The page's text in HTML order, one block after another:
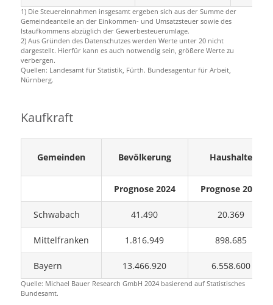
1) Die Steuereinnahmen insgesamt ergeben sich aus der Summe der
Gemeindeanteile an der Einkommen- und Umsatzsteuer sowie des
Istaufkommens abzüglich der Gewerbesteuerumlage.
2) Aus Gründen des Datenschutzes werden Werte unter 20 nicht
dargestellt. Hierfür kann es auch notwendig sein, größere Werte zu
verbergen.
Quellen: Landesamt für Statistik, Fürth. Bundesagentur für Arbeit,
Nürnberg.
Kaufkraft
Gemeinden Bevölkerung Haushalte
Prognose 2024 Prognose 2024
Schwabach 41.490 20.369
Mittelfranken 1.816.949 898.685
Bayern 13.466.920 6.558.600
Quelle: Michael Bauer Research GmbH 2024 basierend auf Statistisches
Bundesamt.